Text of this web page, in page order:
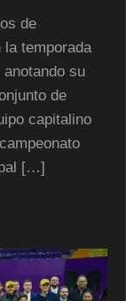
de
la temporada
su
de
capitalino
[…]